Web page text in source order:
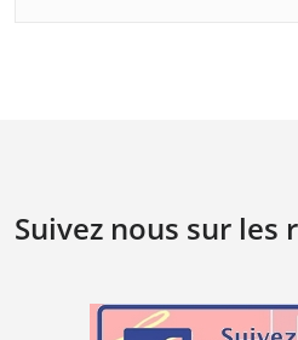
Suivez nous sur les